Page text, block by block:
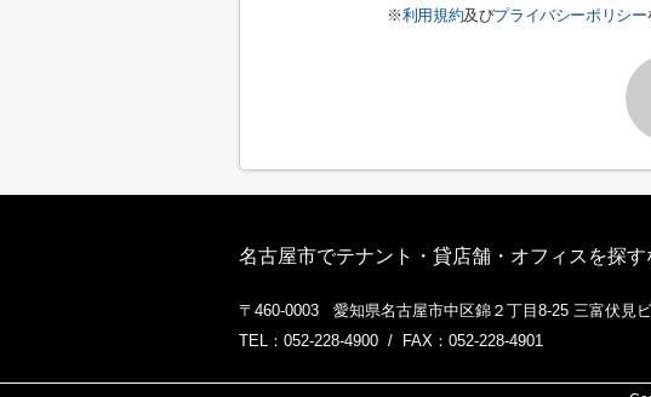
※利用規約及びプライバシーポリシー
名古屋市でテナント・貸店舗・オフィスを探
〒460-0003 愛知県名古屋市中区錦２丁目8-25 三富伏見
TEL：052-228-4900 / FAX：052-228-4901